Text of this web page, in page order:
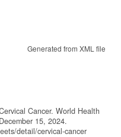
Generated from XML file
Cancer. World Health
15, 2024.
detail/cervical-cancer